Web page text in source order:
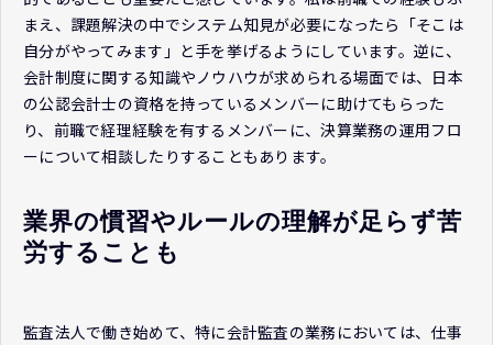
まえ、課題解決の中でシステム知見が必要になったら「そこは
自分がやってみます」と手を挙げるようにしています。逆に、
会計制度に関する知識やノウハウが求められる場面では、日本
の公認会計士の資格を持っているメンバーに助けてもらった
り、前職で経理経験を有するメンバーに、決算業務の運用フロ
ーについて相談したりすることもあります。
業界の慣習やルールの理解が足らず苦
労することも
監査法人で働き始めて、特に会計監査の業務においては、仕事